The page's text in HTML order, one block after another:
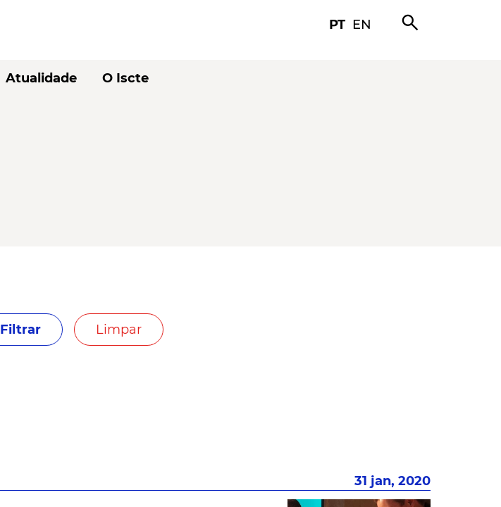
PT EN search
Atualidade O Iscte
Filtrar Limpar
31 jan, 2020